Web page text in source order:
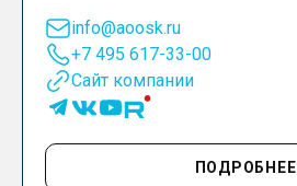
info@aoosk.ru
+7 495 617-33-00
Сайт компании
ПОДРОБНЕЕ